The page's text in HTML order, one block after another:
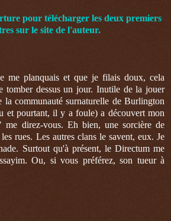
pour télécharger les deux premiers
sur le site de l'auteur.
me planquais et que je filais doux, cela
tomber dessus un jour. Inutile de la jouer
la communauté surnaturelle de Burlington
et pourtant, il y a foule) a découvert mon
me direz-vous. Eh bien, une sorcière de
rues. Les autres clans le savent, eux. Je
Surtout qu'à présent, le Directum me
Ou, si vous préférez, son tueur à